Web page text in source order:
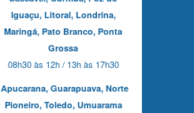
Iguaçu, Litoral, Londrina,
Maringá, Pato Branco, Ponta
Grossa
08h30 às 12h / 13h às 17h30
Apucarana, Guarapuava, Norte
Pioneiro, Toledo, Umuarama